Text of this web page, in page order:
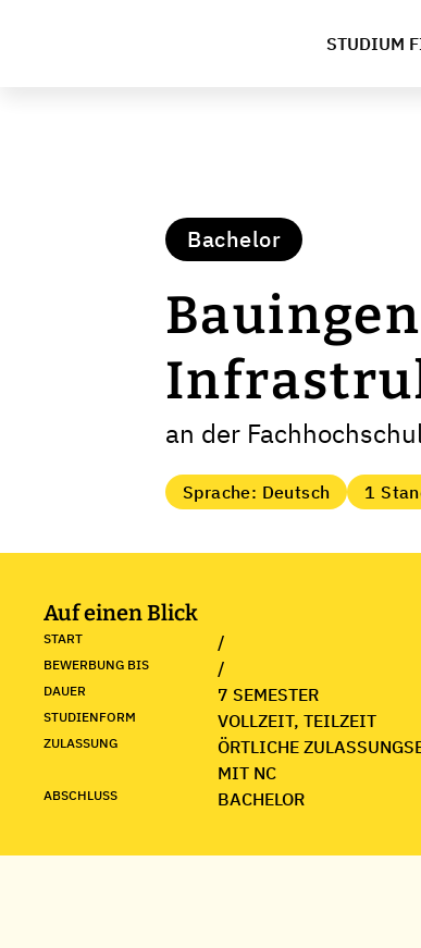
STUDIUM
Bachelor
an der
Sprache: Deutsch 1
Auf einen Blick
START /
BEWERBUNG BIS /
DAUER 7 SEMESTER
STUDIENFORM VOLLZEIT, TEILZEIT
ZULASSUNG
ÖRTLICHE
MIT NC
ABSCHLUSS BACHELOR